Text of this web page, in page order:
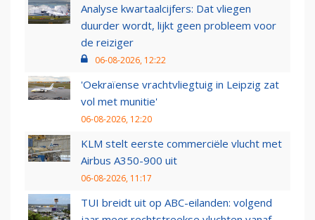
Analyse kwartaalcijfers: Dat vliegen
duurder wordt, lijkt geen probleem voor
de reiziger
06-08-2026, 12:22
'Oekraïense vrachtvliegtuig in Leipzig zat
vol met munitie'
06-08-2026, 12:20
KLM stelt eerste commerciële vlucht met
Airbus A350-900 uit
06-08-2026, 11:17
TUI breidt uit op ABC-eilanden: volgend